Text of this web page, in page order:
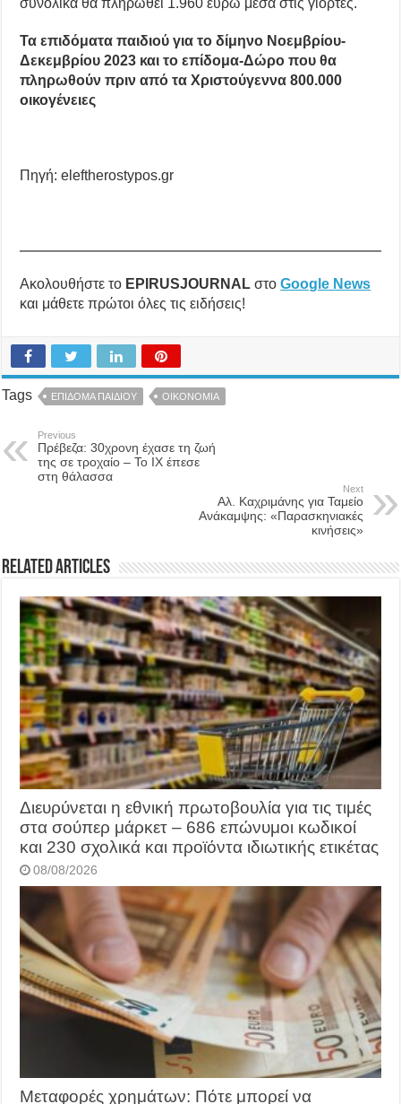
Τα επιδόματα παιδιού για το δίμηνο Νοεμβρίου-
Δεκεμβρίου 2023 καιτο επίδομα-Δώρο που θα
πληρωθούν πριν από τα Χριστούγεννα 800.000
οικογένειες
Πηγή: eleftherostypos.gr
Ακολουθήστε το EPIRUSJOURNAL στοGoogle News
και μάθετε πρώτοι όλες τις ειδήσεις!
Tags ΕΠΙΔΟΜΑ ΠΑΙΔΙΟΥ ΟΙΚΟΝΟΜΙΑ
Previous
Πρέβεζα: 30χρονη έχασε τη ζωή
της σε τροχαίο – Το ΙΧ έπεσε
στη θάλασσα
Next
Αλ. Καχριμάνης για Ταμείο
Ανάκαμψης: «Παρασκηνιακές
κινήσεις»
Related Articles
Διευρύνεται η εθνική πρωτοβουλία για τις τιμές
στα σούπερ μάρκετ – 686 επώνυμοι κωδικοί
και 230 σχολικά και προϊόντα ιδιωτικής ετικέτας
08/08/2026
Μεταφορές χρημάτων: Πότε μπορεί να